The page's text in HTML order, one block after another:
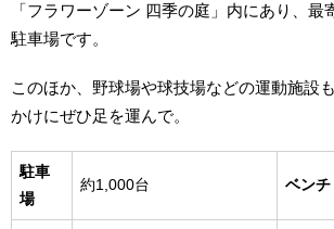
「フラワーゾーン 四季の庭」内にあり、最
駐車場です。
このほか、野球場や球技場などの運動施設
かけにぜひ足を運んで。
駐車
場
約1,000台 ベンチ